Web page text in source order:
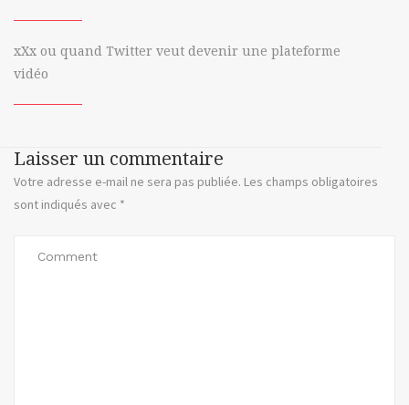
xXx ou quand Twitter veut devenir une plateforme
vidéo
Laisser un commentaire
Votre adresse e-mail ne sera pas publiée. Les champs obligatoires
sont indiqués avec *